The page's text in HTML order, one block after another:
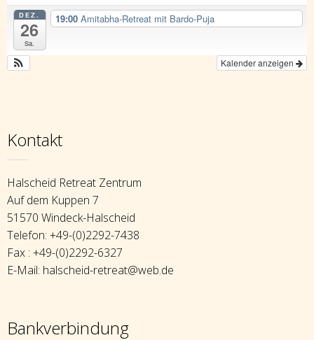
DEZ.
26
Sa.
19:00 Amitabha-Retreat mit Bardo-Puja
Kalender anzeigen
Kontakt
Halscheid Retreat Zentrum
Auf dem Kuppen 7
51570 Windeck-Halscheid
Telefon: +49-(0)2292-7438
Fax : +49-(0)2292-6327
E-Mail: halscheid-retreat@web.de
Bankverbindung